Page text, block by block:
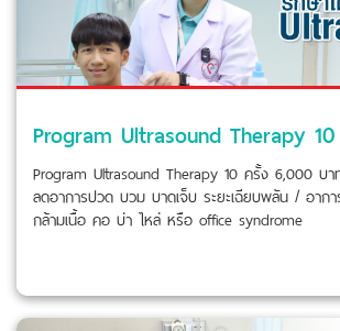
Program Ultrasound Therapy
Program Ultrasound Therapy 10 ครั้ง 6,000 บา
ลดอาการปวด บวม บาดเจ็บ ระยะเฉียบพลัน / อากา
กล้ามเนื้อ คอ บ่า ไหล่ หรือ office syndrome